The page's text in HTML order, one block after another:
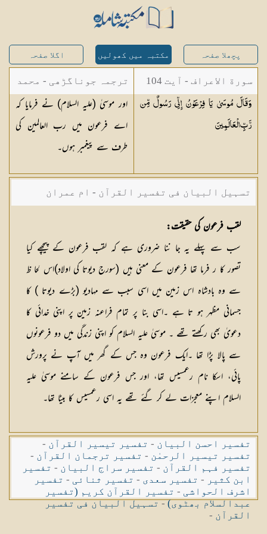
پچھلا صفحہ مکتبہ میں کھولیں اگلا صفحہ
سورة الاعراف - آیت 104
وَقَالَ مُوسَىٰ يَا فِرْعَوْنُ إِنِّي رَسُولٌ مِّن
رَّبِّالْعَالَمِينَ
ترجمہ جوناگڑھی - محمد
جونا گڑھی
اور موسیٰ (علیہ السلام) نے فرمایا کہ
اے فرعون میں رب العالمین کی
طرف سے پیغمبر ہوں۔
تسہیل البیان فی تفسیر القرآن - ام عمران
شکیلہ بنت میاں فضل حسین
لقب فرعون کی حقیقت:
سب سے پہلے یہ جا ننا ضروری ہے کہ لقب فرعون کے پیچھے کیا
تصور کا ر فرما تھا فرعون کے معنی ہیں (سورج دیوتا کی اولاد)اس لحا ظ
سے وہ بادشاہ اس زمین میں اسی سبب سے مہادیو (بڑے دیوتا ) کا
جسمانی مظہر ہو تا ہے ۔اسی بنا پر تمام فراعنہ زمین پر اپنی خدائی کا
دعویٰ بھی رکھتے تھے ۔ موسیٰ علیہ السلام کو اپنی زندگی میں دو فرعونوں
سے پالا پڑا تھا ۔ایک فرعون وہ جس کے گھر میں آپ نے پرورش
پائی، اسکا نام رعمسیس تھا، اور جس فرعون کے سامنے موسیٰ علیہ
السلام اپنے معجزات لے کر گئے تھے یہ اسی رعمسیس کا بیٹا تھا۔
تفسیر احسن البیان - تفسیر تیسیر القرآن -
تفسیر تیسیر الرحمٰن - تفسیر ترجمان القرآن -
تفسیر فہم القرآن - تفسیر سراج البیان - تفسیر
ابن کثیر - تفسیر سعدی - تفسیر ثنائی - تفسیر
اشرف الحواشی - تفسیر القرآن کریم (تفسیر
عبدالسلام بھٹوی)-تسہیل البیان فی تفسیر
القرآن -